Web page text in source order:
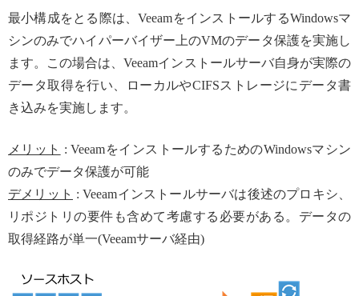
最小構成をとる際は、VeeamをインストールするWindowsマ
シンのみでハイパーバイザー上のVMのデータ保護を実施し
ます。この場合は、Veeamインストールサーバ自身が実際の
データ取得を行い、ローカルやCIFSストレージにデータ書
き込みを実施します。
メリット : VeeamをインストールするためのWindowsマシン
のみでデータ保護が可能
デメリット : Veeamインストールサーバは後述のプロキシ、
リポジトリの要件も含めて考慮する必要がある。データの
取得経路が単一(Veeamサーバ経由)